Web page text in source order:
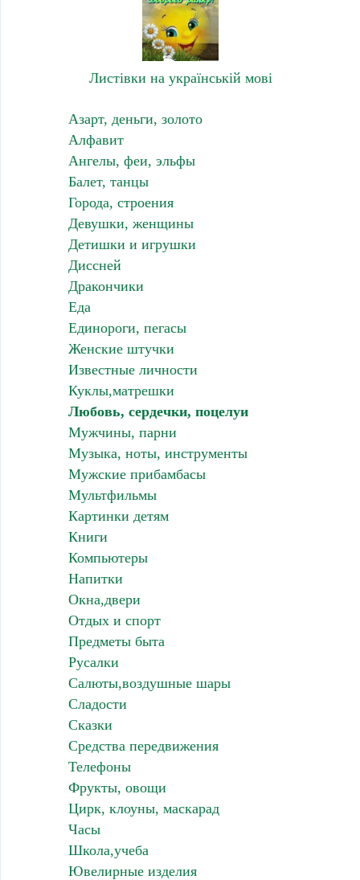
Листівки на українській мові
Азарт, деньги, золото
Алфавит
Ангелы, феи, эльфы
Балет, танцы
Города, строения
Девушки, женщины
Детишки и игрушки
Диссней
Дракончики
Еда
Единороги, пегасы
Женские штучки
Известные личности
Куклы,матрешки
Любовь, сердечки, поцелуи
Мужчины, парни
Музыка, ноты, инструменты
Мужские прибамбасы
Мультфильмы
Картинки детям
Книги
Компьютеры
Напитки
Окна,двери
Отдых и спорт
Предметы быта
Русалки
Салюты,воздушные шары
Сладости
Сказки
Средства передвижения
Телефоны
Фрукты, овощи
Цирк, клоуны, маскарад
Часы
Школа,учеба
Ювелирные изделия